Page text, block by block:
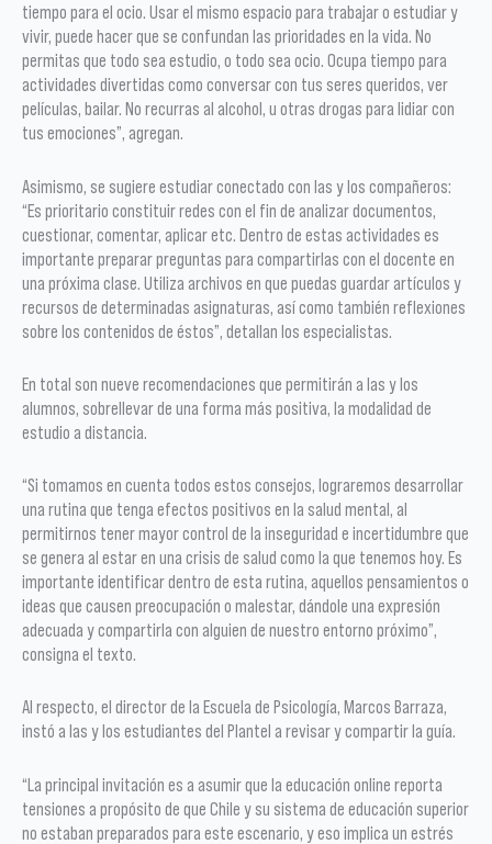
tiempo para el ocio. Usar el mismo espacio para trabajar o estudiar y
vivir, puede hacer que se confundan las prioridades en la vida. No
permitas que todo sea estudio, o todo sea ocio. Ocupa tiempo para
actividades divertidas como conversar con tus seres queridos, ver
películas, bailar. No recurras al alcohol, u otras drogas para lidiar con
tus emociones”, agregan.
Asimismo, se sugiere estudiar conectado con las y los compañeros:
“Es prioritario constituir redes con el fin de analizar documentos,
cuestionar, comentar, aplicar etc. Dentro de estas actividades es
importante preparar preguntas para compartirlas con el docente en
una próxima clase. Utiliza archivos en que puedas guardar artículos y
recursos de determinadas asignaturas, así como también reflexiones
sobre los contenidos de éstos”, detallan los especialistas.
En total son nueve recomendaciones que permitirán a las y los
alumnos, sobrellevar de una forma más positiva, la modalidad de
estudio a distancia.
“Si tomamos en cuenta todos estos consejos, lograremos desarrollar
una rutina que tenga efectos positivos en la salud mental, al
permitirnos tener mayor control de la inseguridad e incertidumbre que
se genera al estar en una crisis de salud como la que tenemos hoy. Es
importante identificar dentro de esta rutina, aquellos pensamientos o
ideas que causen preocupación o malestar, dándole una expresión
adecuada y compartirla con alguien de nuestro entorno próximo”,
consigna el texto.
Al respecto, el director de la Escuela de Psicología, Marcos Barraza,
instó a las y los estudiantes del Plantel a revisar y compartir la guía.
“La principal invitación es a asumir que la educación online reporta
tensiones a propósito de que Chile y su sistema de educación superior
no estaban preparados para este escenario, y eso implica un estrés